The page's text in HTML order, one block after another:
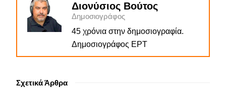
Διονύσιος Βούτος
Δημοσιογράφος
45 χρόνια στην δημοσιογραφία.
Δημοσιογράφος ΕΡΤ
Σχετικά Άρθρα